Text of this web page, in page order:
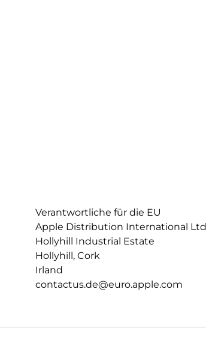
Verantwortliche für die EU
Apple Distribution International Ltd
Hollyhill Industrial Estate
Hollyhill, Cork
Irland
contactus.de@euro.apple.com